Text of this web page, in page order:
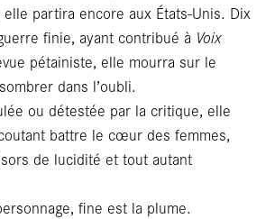
partira encore aux États-Unis. Dix
finie, ayant contribué à Voix
pétainiste, elle mourra sur le
dans l’oubli.
ou détestée par la critique, elle
battre le cœur des femmes,
de lucidité et tout autant
fine est la plume.